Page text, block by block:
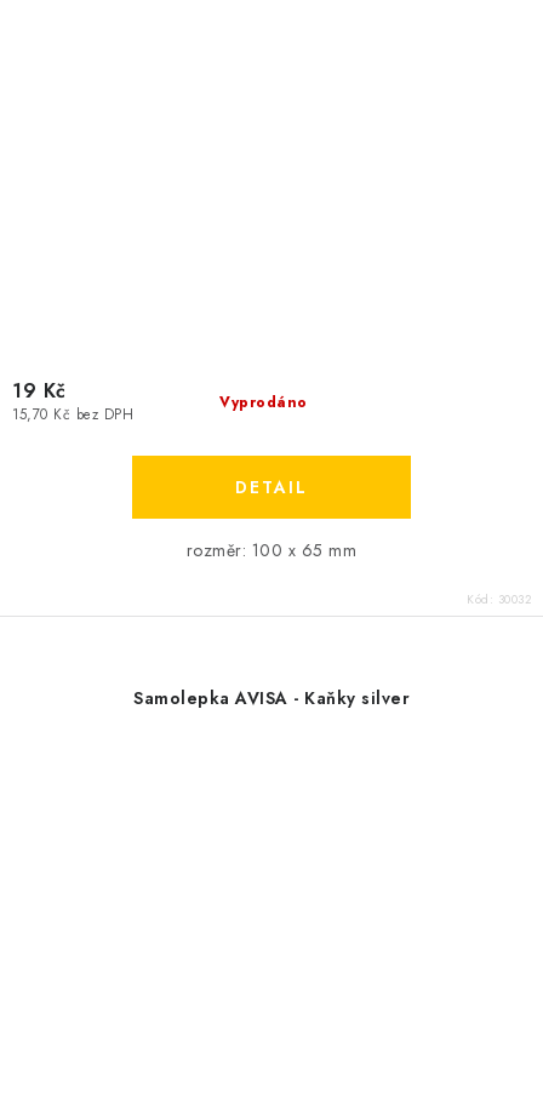
Vyprodáno
15,70 Kč bez DPH
19 Kč
rozměr: 100 x 65 mm
Kód: 30032
Samolepka AVISA - Kaňky silver